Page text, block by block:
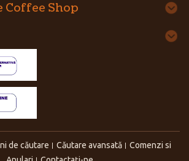
Coffee Shop
de căutare Căutare avansată
Comenzi si